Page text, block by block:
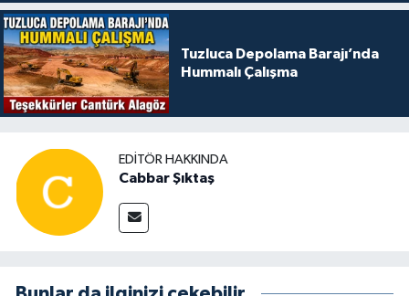
Tuzluca Depolama Barajı’nda
Hummalı Çalışma
EDITÖR HAKKINDA
Cabbar Şıktaş